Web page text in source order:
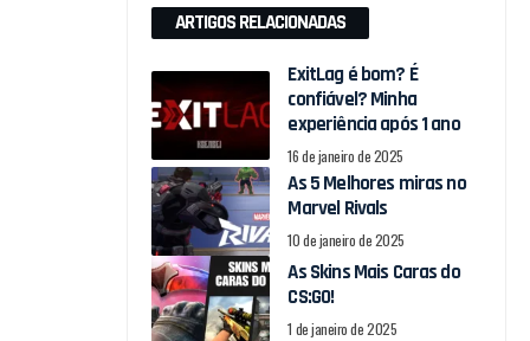
ARTIGOS RELACIONADAS
ExitLag é bom? É
confiável? Minha
experiência após 1 ano
16 de janeiro de 2025
As 5 Melhores miras no
Marvel Rivals
10 de janeiro de 2025
As Skins Mais Caras do
CS:GO!
1 de janeiro de 2025